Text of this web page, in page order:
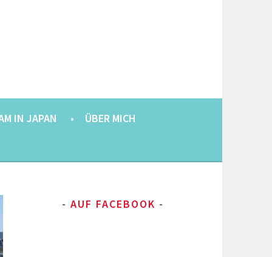
IN JAPAN ÜBER MICH
AUF FACEBOOK